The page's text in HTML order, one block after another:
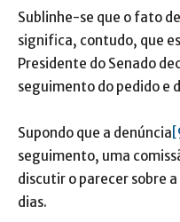
Sublinhe-se que o fato
significa, contudo, que
Presidente do Senado
seguimento do pedido e
Supondo que a denúncia
seguimento, uma
discutir o parecer sobre
dias.